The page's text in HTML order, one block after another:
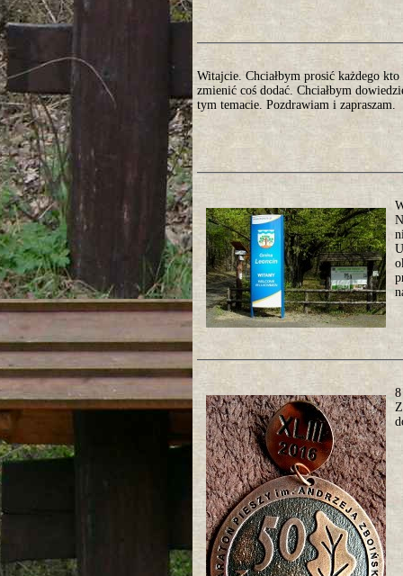
Witajcie. Chciałbym prosić każdego
zmienić coś dodać. Chciałbym
tym temacie. Pozdrawiam i zapraszam.